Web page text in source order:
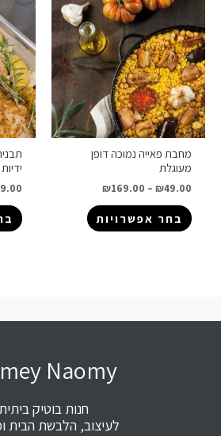
מחבת פאייה נמוכה דופן
מעוגלת
₪49.00
–
₪169.00
בחר אפשרויות
ידיות
Naomy
חנות בוטיק ביתית
לעיצוב, הלבשת הבית